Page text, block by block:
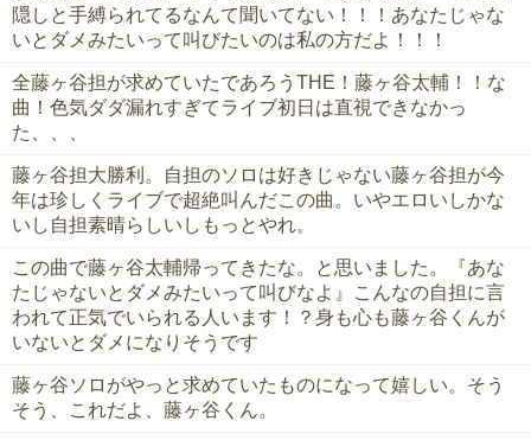
隠しと手縛られてるなんて聞いてない！！！あなたじゃな
いとダメみたいって叫びたいのは私の方だよ！！！
全藤ヶ谷担が求めていたであろうTHE！藤ヶ谷太輔！！な
曲！色気ダダ漏れすぎてライブ初日は直視できなかっ
た、、、
藤ヶ谷担大勝利。自担のソロは好きじゃない藤ヶ谷担が今
年は珍しくライブで超絶叫んだこの曲。いやエロいしかな
いし自担素晴らしいしもっとやれ。
この曲で藤ヶ谷太輔帰ってきたな。と思いました。『あな
たじゃないとダメみたいって叫びなよ』こんなの自担に言
われて正気でいられる人います！？身も心も藤ヶ谷くんが
いないとダメになりそうです
藤ヶ谷ソロがやっと求めていたものになって嬉しい。そう
そう、これだよ、藤ヶ谷くん。